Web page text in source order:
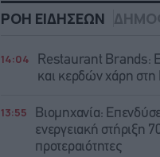
ΡΟΗ ΕΙΔΗΣΕΩΝ
14:04
Restaurant Brands:
και κερδών χάρη
13:55
Βιομηχανία:
ενεργειακή στήριξη
προτεραιότητες